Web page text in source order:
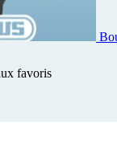
favoris